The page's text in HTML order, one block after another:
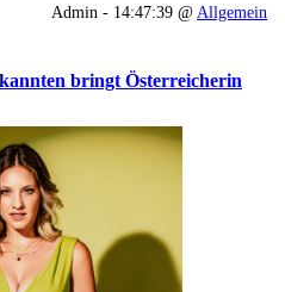
Admin - 14:47:39 @ Allgemein
bringt Österreicherin